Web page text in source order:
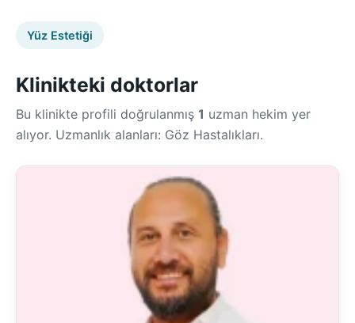
Yüz Estetiği
Klinikteki doktorlar
Bu klinikte profili doğrulanmış 1 uzman hekim yer
alıyor. Uzmanlık alanları: Göz Hastalıkları.